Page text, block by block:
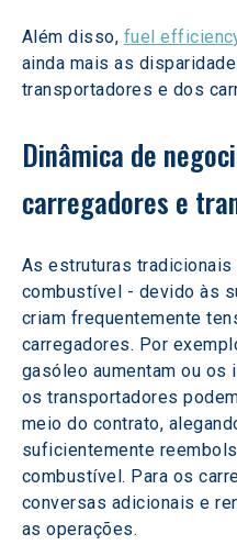
Além disso, fuel
ainda mais as
transportadores e dos
Dinâmica de
carregadores e
As estruturas
combustível - devido às
criam frequentemente
carregadores. Por
gasóleo aumentam ou
os transportadores
meio do contrato,
suficientemente
combustível. Para os
conversas adicionais e
as operações.